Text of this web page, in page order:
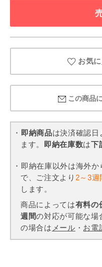
お気
この商品
・ 即納商品は決済確認日
ます。
即納在庫数は下
・即納在庫以外は海外か
で、ご注文より 2～3週
します。
商品によっては有料の
週間の対応が可能な場
の場合は メール ・ お電